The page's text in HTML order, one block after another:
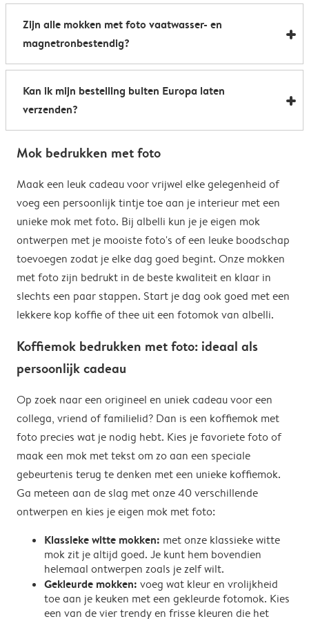
de kantine op het werk te voorzien van stijlvolle
koffiemokken met foto.
Al onze foto mokken hebben de afmetingen 8,2 x 9,5
cm. De inhoud bedraagt 285 ml.
Zijn alle mokken met foto vaatwasser- en
magnetronbestendig?
Bijna allemaal. Onze gepersonaliseerde foto mokken
kunnen zowel in de vaatwasser als in de magnetron.
Heel handig: je kunt er dus uit drinken, je drank
opwarmen en je fotomok na de afwas opnieuw
gebruiken. De enige uitzondering hierop zijn onze
de hand af te wassen om het magische
verrassingseffect zo goed mogelijk te behouden.
Kan ik mijn bestelling buiten Europa laten
verzenden?
afhankelijk van je afleveradres en worden deze tijdens
de verzendkosten voor bestellingen buiten de EU geen
eventuele bijkomende kosten van het land omvatten,
zoals invoerrechten, invoer-btw en douanekosten. Wij
zijn niet verantwoordelijk voor deze kosten. Je kunt
contact opnemen met je lokale douane-autoriteiten
om te zien of er extra kosten moeten worden betaald
voor je bestelling.
Mok bedrukken met foto
Maak een leuk cadeau voor vrijwel elke gelegenheid of
voeg een persoonlijk tintje toe aan je interieur met een
unieke mok met foto. Bij albelli kun je je eigen mok
ontwerpen met je mooiste foto's of een leuke boodschap
toevoegen zodat je elke dag goed begint. Onze mokken
met foto zijn bedrukt in de beste kwaliteit en klaar in
slechts een paar stappen. Start je dag ook goed met een
lekkere kop koffie of thee uit een fotomok van albelli.
Koffiemok bedrukken met foto: ideaal als
persoonlijk cadeau
Op zoek naar een origineel en uniek cadeau voor een
collega, vriend of familielid? Dan is een koffiemok met
foto precies wat je nodig hebt. Kies je favoriete foto of
maak een mok met tekst om zo aan een speciale
gebeurtenis terug te denken met een unieke koffiemok.
Ga meteen aan de slag met onze 40 verschillende
ontwerpen en kies je eigen mok met foto:
Klassieke witte mokken: met onze klassieke witte
mok zit je altijd goed. Je kunt hem bovendien
helemaal ontwerpen zoals je zelf wilt.
Gekleurde mokken: voeg wat kleur en vrolijkheid
toe aan je keuken met een gekleurde fotomok. Kies
een van de vier trendy en frisse kleuren die het